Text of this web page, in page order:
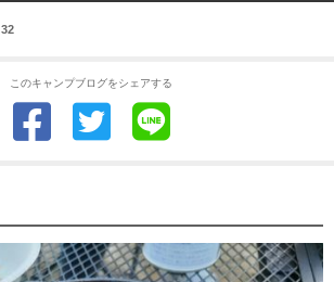
32
このキャンプブログをシェアする